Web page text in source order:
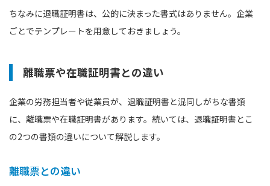
ちなみに退職証明書は、公的に決まった書式はありません。企業
ごとでテンプレートを用意しておきましょう。
離職票や在職証明書との違い
企業の労務担当者や従業員が、退職証明書と混同しがちな書類
に、離職票や在職証明書があります。続いては、退職証明書とこ
の2つの書類の違いについて解説します。
離職票との違い